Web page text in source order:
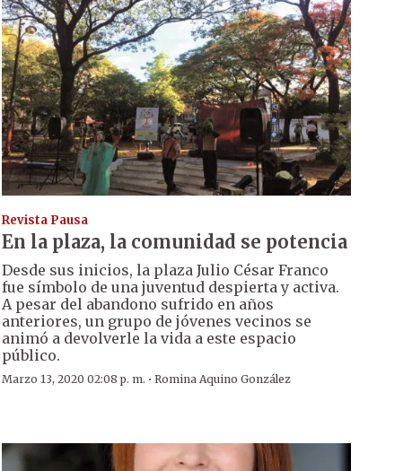
Revista Pausa
En la plaza, la comunidad se potencia
Desde sus inicios, la plaza Julio César Franco
fue símbolo de una juventud despierta y activa.
A pesar del abandono sufrido en años
anteriores, un grupo de jóvenes vecinos se
animó a devolverle la vida a este espacio
público.
Marzo 13, 2020 02:08 p. m. · Romina Aquino González